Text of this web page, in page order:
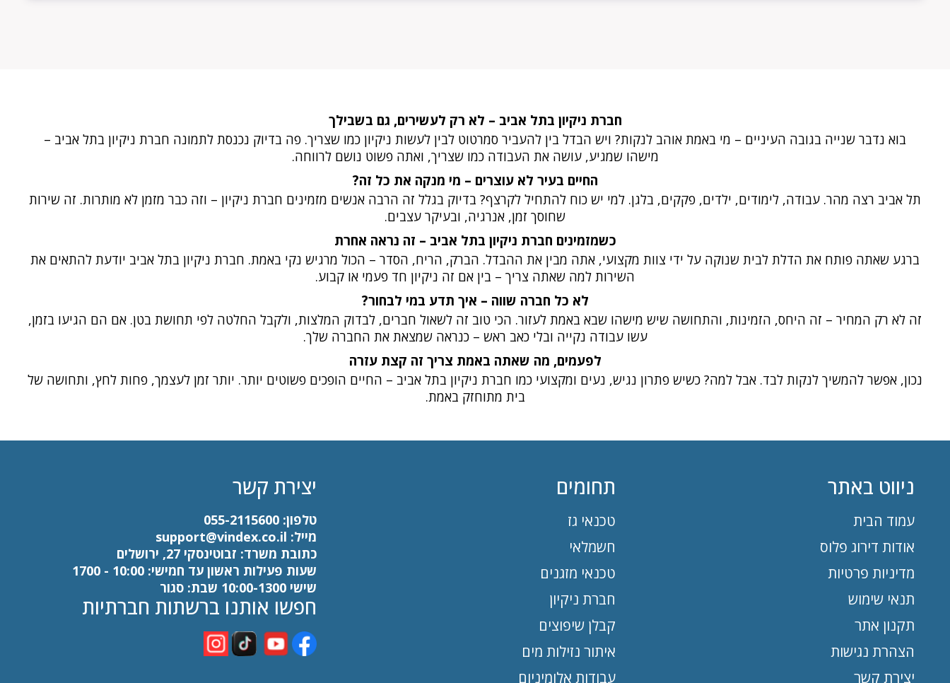
חברת ניקיון בתל אביב – לא רק לעשירים, גם בשבילך
בוא נדבר שנייה בגובה העיניים – מי באמת אוהב לנקות? ויש הבדל בין להעביר סמרטוט לבין לעשות ניקיון כמו שצריך. פה בדיוק נכנסת לתמונה חברת ניקיון בתל אביב –
מישהו שמגיע, עושה את העבודה כמו שצריך, ואתה פשוט נושם לרווחה.
החיים בעיר לא עוצרים – מי מנקה את כל זה?
תל אביב רצה מהר. עבודה, לימודים, ילדים, פקקים, בלגן. למי יש כוח להתחיל לקרצף? בדיוק בגלל זה הרבה אנשים מזמינים חברת ניקיון – וזה כבר מזמן לא מותרות. זה שירות
שחוסך זמן, אנרגיה, ובעיקר עצבים.
כשמזמינים חברת ניקיון בתל אביב – זה נראה אחרת
ברגע שאתה פותח את הדלת לבית שנוקה על ידי צוות מקצועי, אתה מבין את ההבדל. הברק, הריח, הסדר – הכול מרגיש נקי באמת. חברת ניקיון בתל אביב יודעת להתאים את
השירות למה שאתה צריך – בין אם זה ניקיון חד פעמי או קבוע.
לא כל חברה שווה – איך תדע במי לבחור?
זה לא רק המחיר – זה היחס, הזמינות, והתחושה שיש מישהו שבא באמת לעזור. הכי טוב זה לשאול חברים, לבדוק המלצות, ולקבל החלטה לפי תחושת בטן. אם הם הגיעו בזמן,
עשו עבודה נקייה ובלי כאב ראש – כנראה שמצאת את החברה שלך.
לפעמים, מה שאתה באמת צריך זה קצת עזרה
נכון, אפשר להמשיך לנקות לבד. אבל למה? כשיש פתרון נגיש, נעים ומקצועי כמו חברת ניקיון בתל אביב – החיים הופכים פשוטים יותר. יותר זמן לעצמך, פחות לחץ, ותחושה של
בית מתוחזק באמת.
ניווט באתר
עמוד הבית
אודות דירוג פלוס
מדיניות פרטיות
תנאי שימוש
תקנון אתר
הצהרת נגישות
יצירת קשר
תחומים
טכנאי גז
חשמלאי
טכנאי מזגנים
חברת ניקיון
קבלן שיפוצים
איתור נזילות מים
עבודות אלומיניום
יצירת קשר
טלפון:055-2115600
מייל: support@vindex.co.il
כתובת משרד: זבוטינסקי 27, ירושלים
שעות פעילות ראשון עד חמישי: 10:00 - 1700
שישי 10:00-1300 שבת: סגור
חפשו אותנו ברשתות חברתיות